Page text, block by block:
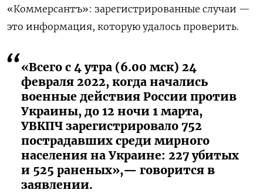
«Коммерсантъ»: зарегистрированные случаи —
это информация, которую удалось проверить.
«Всего с 4 утра (6.00 мск) 24
февраля 2022, когда начались
военные действия России против
Украины, до 12 ночи 1 марта,
УВКПЧ зарегистрировало 752
пострадавших среди мирного
населения на Украине: 227 убитых
и 525 раненых»,— говорится в
заявлении.